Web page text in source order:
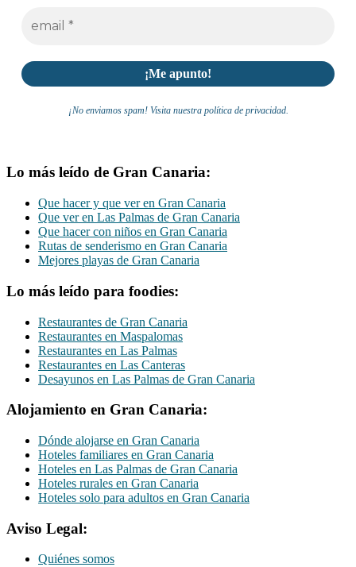
¡No enviamos spam! Visita nuestra política de privacidad.
Lo más leído de Gran Canaria:
Que hacer y que ver en Gran Canaria
Que ver en Las Palmas de Gran Canaria
Que hacer con niños en Gran Canaria
Rutas de senderismo en Gran Canaria
Mejores playas de Gran Canaria
Lo más leído para foodies:
Restaurantes de Gran Canaria
Restaurantes en Maspalomas
Restaurantes en Las Palmas
Restaurantes en Las Canteras
Desayunos en Las Palmas de Gran Canaria
Alojamiento en Gran Canaria:
Dónde alojarse en Gran Canaria
Hoteles familiares en Gran Canaria
Hoteles en Las Palmas de Gran Canaria
Hoteles rurales en Gran Canaria
Hoteles solo para adultos en Gran Canaria
Aviso Legal:
Quiénes somos